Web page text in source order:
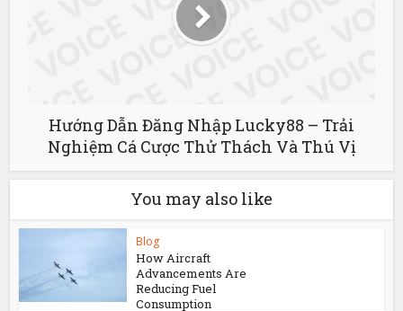
Digital Reels and Endless Possibilities: A
Deep Look at Today’s Online Spin Games
Hướng Dẫn Đăng Nhập Lucky88 – Trải
Nghiệm Cá Cược Thử Thách Và Thú Vị